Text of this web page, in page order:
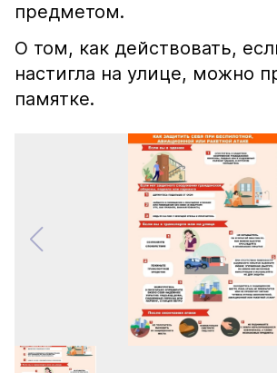
предметом.
О том, как действовать,
настигла на улице, можно
памятке.